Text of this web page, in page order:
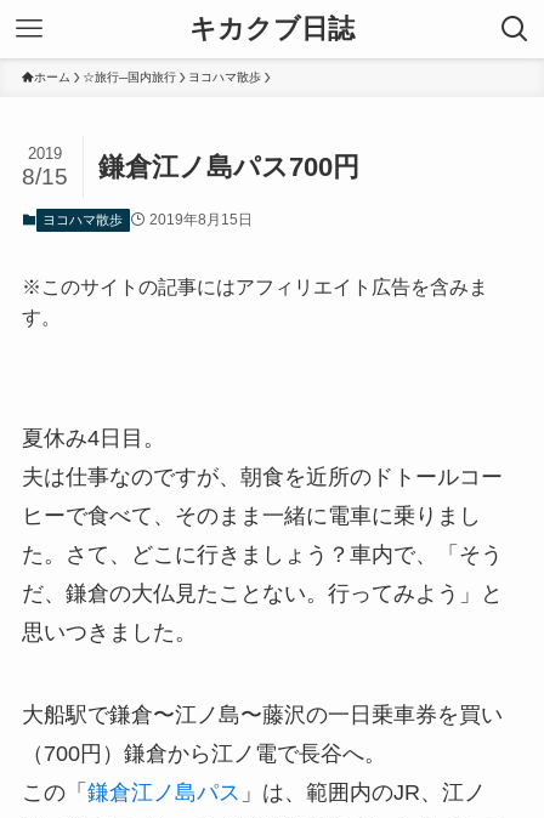
キカクブ日誌
ホーム ☆旅行─国内旅行 ヨコハマ散歩
鎌倉江ノ島パス700円
2019
8/15
ヨコハマ散歩 2019年8月15日
※このサイトの記事にはアフィリエイト広告を含みま
す。
夏休み4日目。
夫は仕事なのですが、朝食を近所のドトールコー
ヒーで食べて、そのまま一緒に電車に乗りまし
た。さて、どこに行きましょう？車内で、「そう
だ、鎌倉の大仏見たことない。行ってみよう」と
思いつきました。
大船駅で鎌倉〜江ノ島〜藤沢の一日乗車券を買い
（700円）鎌倉から江ノ電で長谷へ。
この「 鎌倉江ノ島パス 」は、範囲内のJR、江ノ